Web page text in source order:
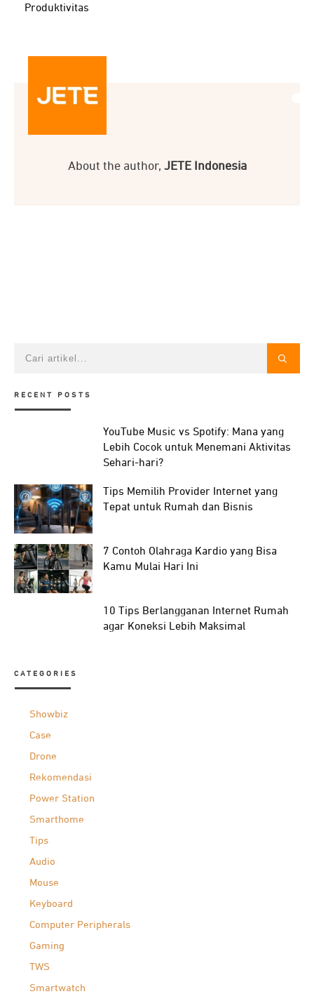
Produktivitas
About the author, JETE Indonesia
RECENT POSTS
YouTube Music vs Spotify: Mana yang
Lebih Cocok untuk Menemani Aktivitas
Sehari-hari?
Tips Memilih Provider Internet yang
Tepat untuk Rumah dan Bisnis
7 Contoh Olahraga Kardio yang Bisa
Kamu Mulai Hari Ini
10 Tips Berlangganan Internet Rumah
agar Koneksi Lebih Maksimal
CATEGORIES
Showbiz
Case
Drone
Rekomendasi
Power Station
Smarthome
Tips
Audio
Mouse
Keyboard
Computer Peripherals
Gaming
TWS
Smartwatch